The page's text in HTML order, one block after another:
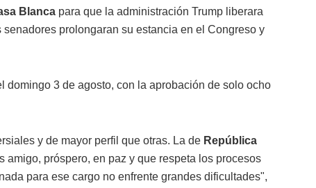
Blanca para que la administración Trump liberara
prolongaran su estancia en el Congreso y
domingo 3 de agosto, con la aprobación de solo ocho
y de mayor perfil que otras. La de República
amigo, próspero, en paz y que respeta los procesos
para ese cargo no enfrente grandes dificultades",